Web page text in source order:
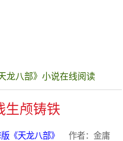
龙八部》小说在线阅读
生颅铸铁
《天龙八部》 作者：金庸